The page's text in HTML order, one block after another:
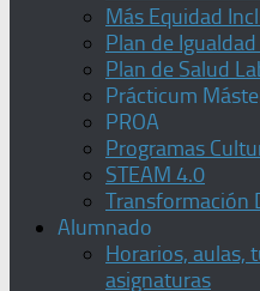
Más Equidad
Plan de
Plan de Salud
Prácticum
PROA
Programas
STEAM 4.0
Transformación
Alumnado
Horarios, aulas,
asignaturas